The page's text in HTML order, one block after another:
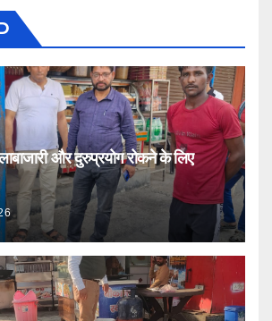
और दुरुप्रयोग रोकने के लिए